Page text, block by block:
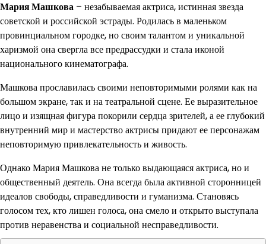
Мария Машкова – незабываемая актриса, истинная звезда
советской и российской эстрады. Родилась в маленьком
провинциальном городке, но своим талантом и уникальной
харизмой она свергла все предрассудки и стала иконой
национального кинематографа.
Машкова прославилась своими неповторимыми ролями как на
большом экране, так и на театральной сцене. Ее выразительное
лицо и изящная фигура покорили сердца зрителей, а ее глубокий
внутренний мир и мастерство актрисы придают ее персонажам
неповторимую привлекательность и живость.
Однако Мария Машкова не только выдающаяся актриса, но и
общественный деятель. Она всегда была активной сторонницей
идеалов свободы, справедливости и гуманизма. Становясь
голосом тех, кто лишен голоса, она смело и открыто выступала
против неравенства и социальной несправедливости.